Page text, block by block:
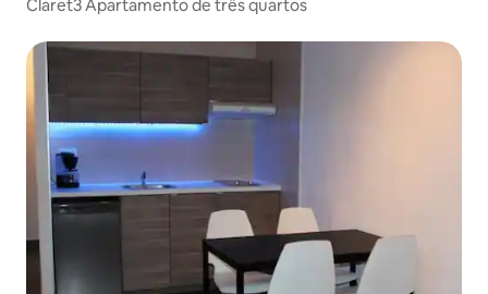
Claret3 Apartamento de três quartos